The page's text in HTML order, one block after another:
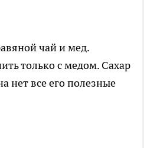
чай и мед.
только с медом. Сахар
нет все его полезные